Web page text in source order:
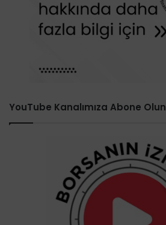
YouTube Kanalımıza Abone Olun